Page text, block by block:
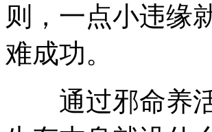
则，一点小违缘
难成功。
通过邪命养活